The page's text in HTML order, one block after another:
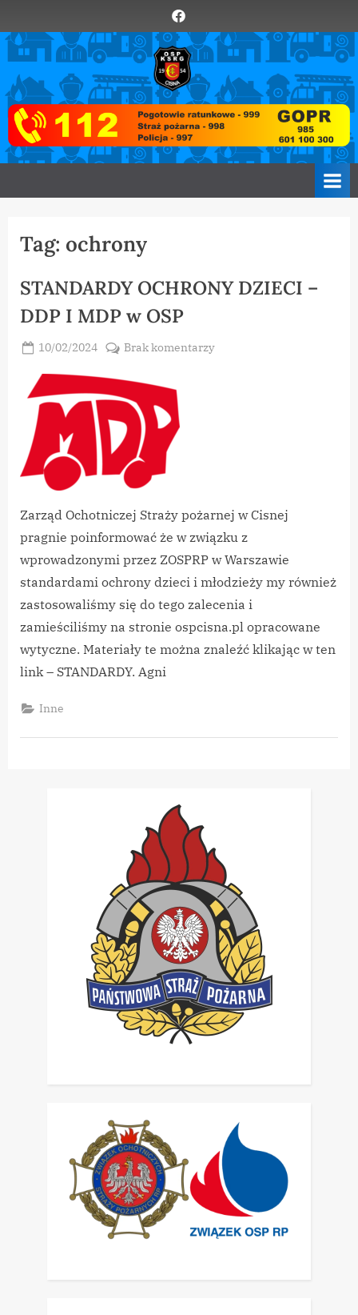
to
content
Element
menu
O
S
P
C
i
Zawsze
Wami
Tag: ochrony
STANDARDY OCHRONY DZIECI –
DDP I MDP w OSP
Posted
10/02/2024
Brak komentarzydo
OSP
Zarząd Ochotniczej Straży pożarnej w Cisnej
pragnie poinformować że w związku z
wprowadzonymi przez ZOSPRP w Warszawie
standardami ochrony dzieci i młodzieży my również
zastosowaliśmy się do tego zalecenia i
zamieściliśmy na stronie ospcisna.pl opracowane
wytyczne. Materiały te można znaleźć klikając w ten
link – STANDARDY. Agni
Inne